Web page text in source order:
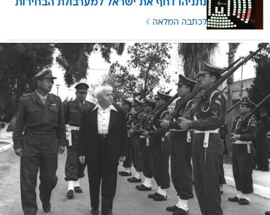
נתניהו דחף את ישראל למערבולת הבחירות
לכתבה המלאה